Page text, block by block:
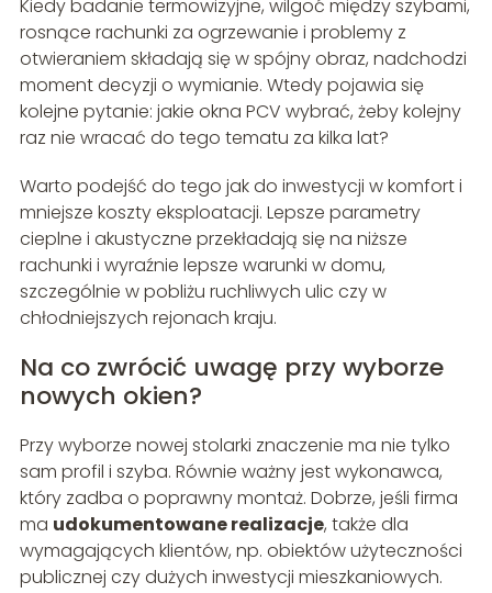
Kiedy badanie termowizyjne, wilgoć między szybami,
rosnące rachunki za ogrzewanie i problemy z
otwieraniem składają się w spójny obraz, nadchodzi
moment decyzji o wymianie. Wtedy pojawia się
kolejne pytanie: jakie okna PCV wybrać, żeby kolejny
raz nie wracać do tego tematu za kilka lat?
Warto podejść do tego jak do inwestycji w komfort i
mniejsze koszty eksploatacji. Lepsze parametry
cieplne i akustyczne przekładają się na niższe
rachunki i wyraźnie lepsze warunki w domu,
szczególnie w pobliżu ruchliwych ulic czy w
chłodniejszych rejonach kraju.
Na co zwrócić uwagę przy wyborze
nowych okien?
Przy wyborze nowej stolarki znaczenie ma nie tylko
sam profil i szyba. Równie ważny jest wykonawca,
który zadba o poprawny montaż. Dobrze, jeśli firma
ma udokumentowane realizacje, także dla
wymagających klientów, np. obiektów użyteczności
publicznej czy dużych inwestycji mieszkaniowych.